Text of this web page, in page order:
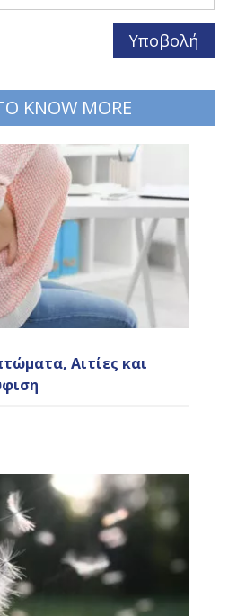
KNOW MORE
Αιτίες και